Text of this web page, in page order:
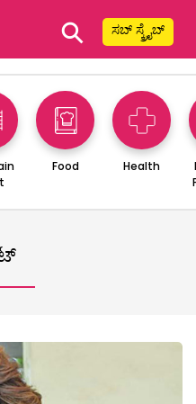
⚲ ಸಬ್ ಸ್ಕ್ರೈಬ್
Food Health